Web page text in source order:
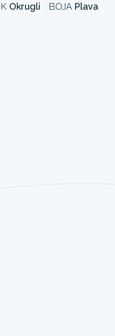
Okrugli BOJA Plava